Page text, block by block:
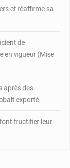
et réaffirme sa
de
en vigueur (Mise
après des
exporté
fructifier leur